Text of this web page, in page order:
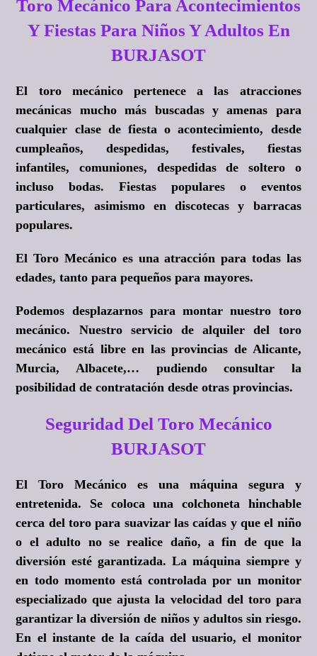
Toro Mecánico Para Acontecimientos
Y Fiestas Para Niños Y Adultos En
BURJASOT
El toro mecánico pertenece a las atracciones
mecánicas mucho más buscadas y amenas para
cualquier clase de fiesta o acontecimiento, desde
cumpleaños, despedidas, festivales, fiestas
infantiles, comuniones, despedidas de soltero o
incluso bodas. Fiestas populares o eventos
particulares, asimismo en discotecas y barracas
populares.
El Toro Mecánico es una atracción para todas las
edades, tanto para pequeños para mayores.
Podemos desplazarnos para montar nuestro toro
mecánico. Nuestro servicio de alquiler del toro
mecánico está libre en las provincias de Alicante,
Murcia, Albacete,… pudiendo consultar la
posibilidad de contratación desde otras provincias.
Seguridad Del Toro Mecánico
BURJASOT
El Toro Mecánico es una máquina segura y
entretenida. Se coloca una colchoneta hinchable
cerca del toro para suavizar las caídas y que el niño
o el adulto no se realice daño, a fin de que la
diversión esté garantizada. La máquina siempre y
en todo momento está controlada por un monitor
especializado que ajusta la velocidad del toro para
garantizar la diversión de niños y adultos sin riesgo.
En el instante de la caída del usuario, el monitor